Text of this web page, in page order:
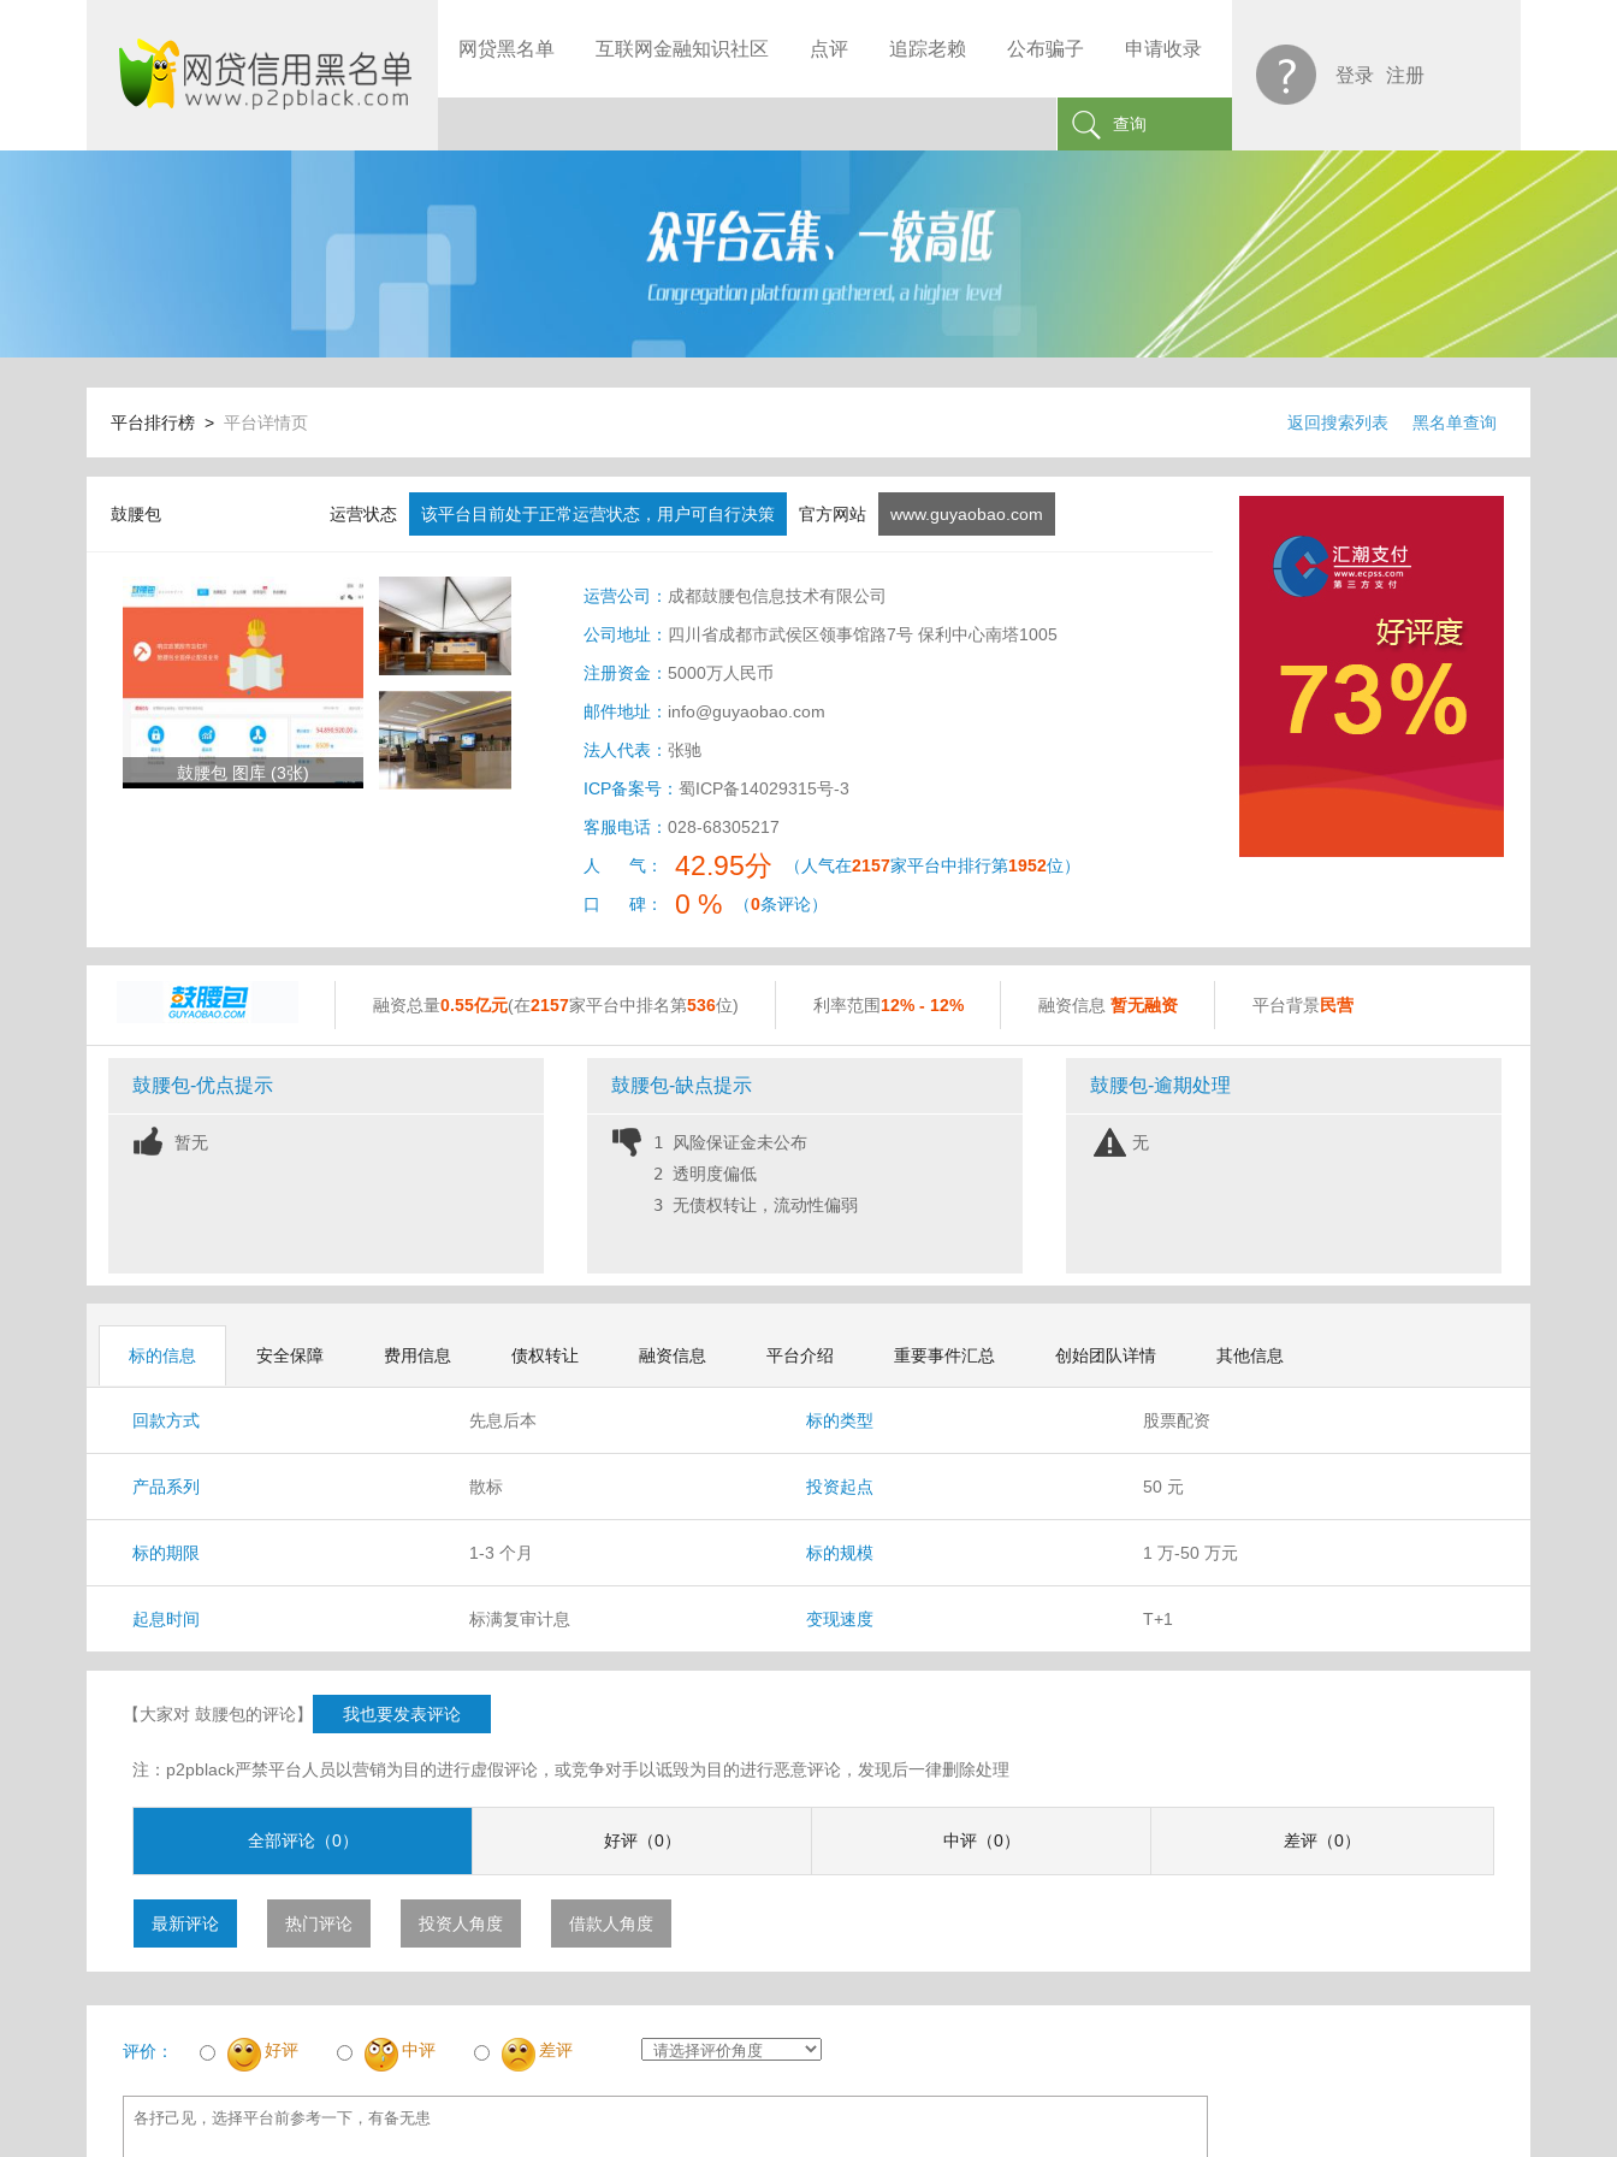
网贷黑名单 互联网金融知识社区 点评 追踪老赖 公布骗子 申请收录
查询
登录 注册
平台排行榜 > 平台详情页 返回搜索列表 黑名单查询
鼓腰包 运营状态 该平台目前处于正常运营状态，用户可自行决策 官方网站 www.guyaobao.com
鼓腰包 图库 (3张)
运营公司： 成都鼓腰包信息技术有限公司
公司地址： 四川省成都市武侯区领事馆路7号 保利中心南塔1005
注册资金： 5000万人民币
邮件地址： info@guyaobao.com
法人代表： 张驰
ICP备案号： 蜀ICP备14029315号-3
客服电话： 028-68305217
人 气：
42.95分 （人气在2157家平台中排行第1952位）
口 碑：
0 % （0条评论）
融资总量0.55亿元(在2157家平台中排名第536位) 利率范围12% - 12% 融资信息 暂无融资 平台背景民营
鼓腰包-优点提示
暂无
鼓腰包-缺点提示
1 风险保证金未公布
2 透明度偏低
3 无债权转让，流动性偏弱
鼓腰包-逾期处理
无
标的信息 安全保障 费用信息 债权转让 融资信息 平台介绍 重要事件汇总 创始团队详情 其他信息
回款方式 先息后本 标的类型 股票配资
产品系列 散标 投资起点 50 元
标的期限 1-3 个月 标的规模 1 万-50 万元
起息时间 标满复审计息 变现速度 T+1
【大家对 鼓腰包的评论】 我也要发表评论
注：p2pblack严禁平台人员以营销为目的进行虚假评论，或竞争对手以诋毁为目的进行恶意评论，发现后一律删除处理
全部评论（0） 好评（0） 中评（0） 差评（0）
最新评论 热门评论 投资人角度 借款人角度
评价： 好评 中评 差评